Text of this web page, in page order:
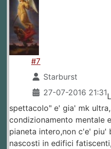
#7
Starburst
27-07-2016 21:31
spettacolo" e' gia' mk
condizionamento mentale
pianeta intero,non c'e' piu'
nascosti in edifici